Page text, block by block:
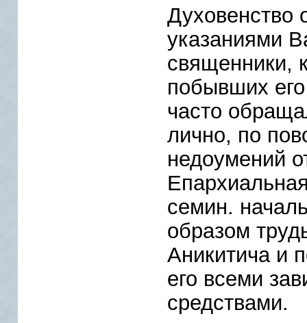
Духовенство
указаниями
священники,
побывших
часто
лично, по
недоумений
семин.
образом
Аникитича и
его всеми
средствами.